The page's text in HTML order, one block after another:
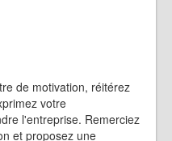
de motivation, réitérez
votre
l'entreprise. Remerciez
et proposez une